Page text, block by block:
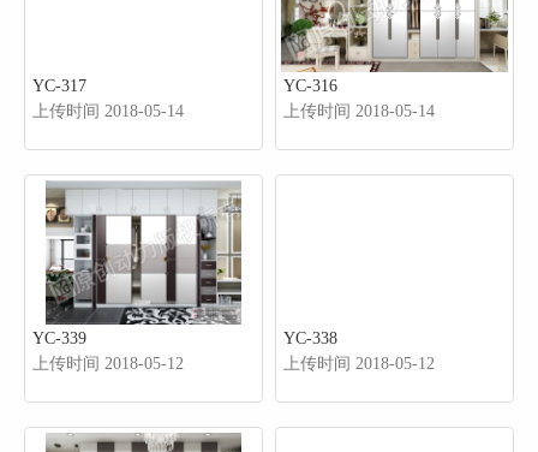
YC-317
上传时间 2018-05-14
YC-316
上传时间 2018-05-14
YC-339
上传时间 2018-05-12
YC-338
上传时间 2018-05-12